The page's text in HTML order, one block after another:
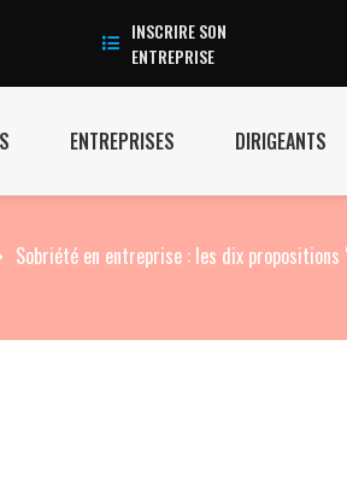
INSCRIRE SON
ENTREPRISE
ENTREPRISES DIRIGEANTS
Sobriété en entreprise : les dix